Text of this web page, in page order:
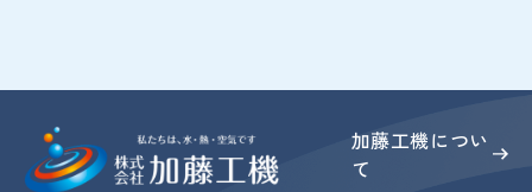
加藤工機につい
て